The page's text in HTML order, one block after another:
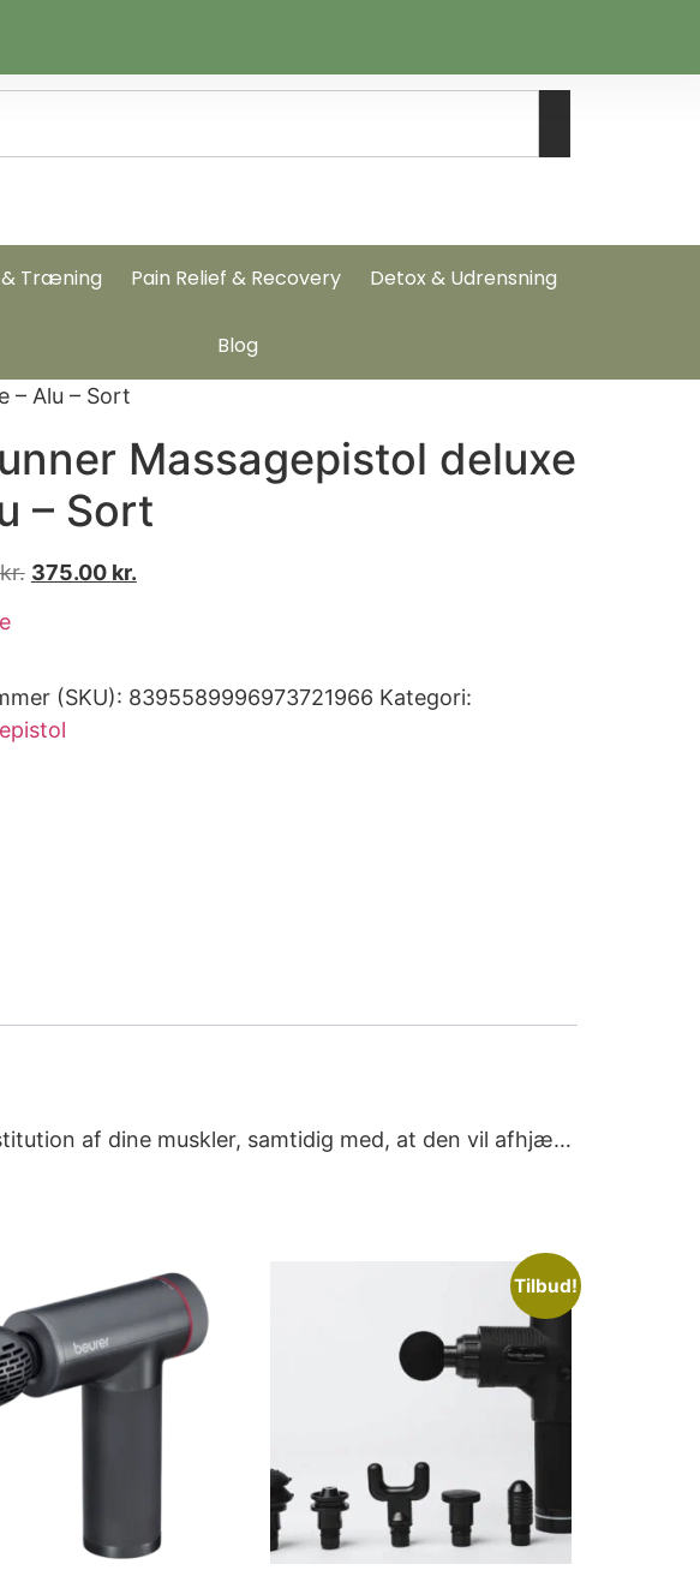
& Træning Pain Relief & Recovery Detox & Udrensning
Blog
– Alu – Sort
Massagepistol deluxe
– Sort
kr. 375.00 kr.
(SKU): 8395589996973721966 Kategori:
af dine muskler, samtidig med, at den vil afhjæ…
Tilbud!